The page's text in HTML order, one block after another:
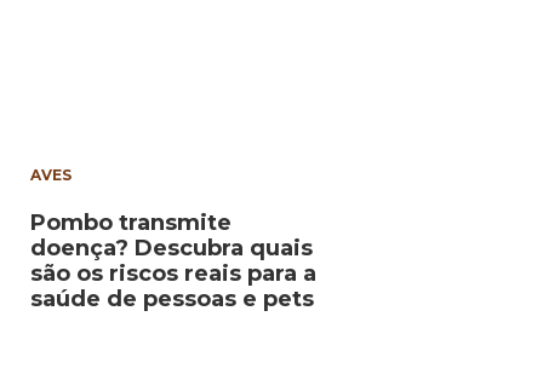
AVES
Pombo transmite
doença? Descubra quais
são os riscos reais para a
saúde de pessoas e pets